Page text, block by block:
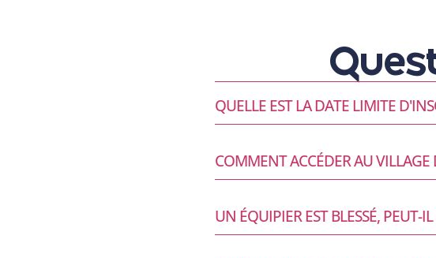
QUELLE EST LA DATE LIMITE
COMMENT ACCÉDER AU VILLAGE
UN ÉQUIPIER EST BLESSÉ, PEUT-